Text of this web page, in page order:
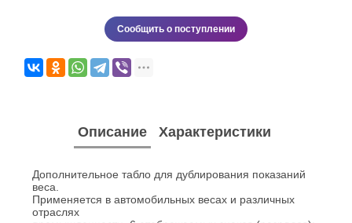
Сообщить о поступлении
Описание Характеристики
Дополнительное табло для дублирования показаний
веса.
Применяется в автомобильных весах и различных
отраслях